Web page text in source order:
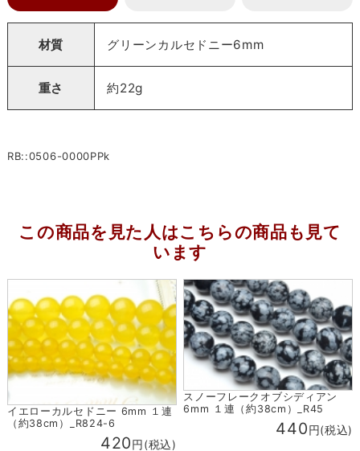
材質 グリーンカルセドニー6mm
重さ 約22g
RB::0506-0000PPk
この商品を見た人はこちらの商品も見て
います
イエローカルセドニー 6mm １連
（約38cm）_R824-6
420円(税込)
スノーフレークオブシディアン
6mm １連（約38cm）_R45
440円(税込)